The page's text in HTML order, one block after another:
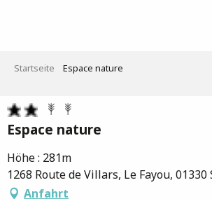
Startseite Espace nature
Espace nature
Höhe : 281m
1268 Route de Villars, Le Fayou,
Anfahrt